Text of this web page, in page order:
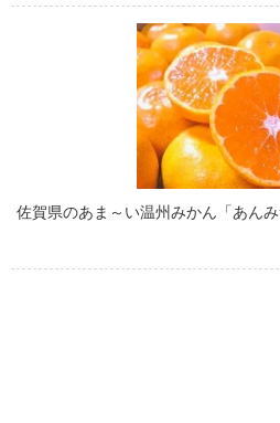
佐賀県のあま～い温州みかん「あん